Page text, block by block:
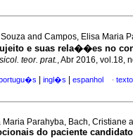
and Campos, Elisa Maria
e suas rela��es no
teor. prat., Abr 2016, vol.18,
ingl�s espanhol ·
Parahyba, Bach, Cristiane
do paciente